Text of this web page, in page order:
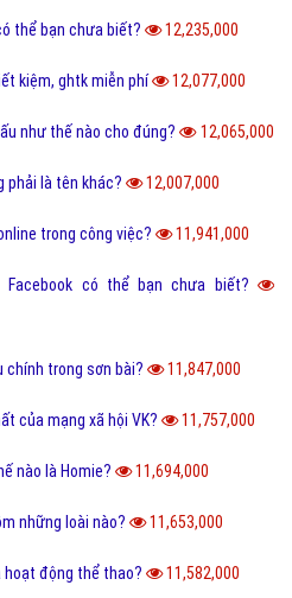
thể bạn chưa biết? 12,235,000
kiệm, ghtk miễn phí 12,077,000
như thế nào cho đúng? 12,065,000
phải là tên khác? 12,007,000
trong công việc? 11,941,000
có thể bạn chưa biết?
chính trong sơn bài? 11,847,000
của mạng xã hội VK? 11,757,000
nào là Homie? 11,694,000
những loài nào? 11,653,000
hoạt động thể thao? 11,582,000